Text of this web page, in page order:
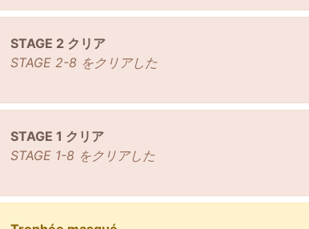
STAGE 2 クリア
STAGE 2-8 をクリアした
STAGE 1 クリア
STAGE 1-8 をクリアした